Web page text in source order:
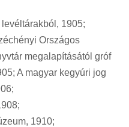
1905;
Országos
megalapításától gróf
A magyar kegyúri jog
1910;